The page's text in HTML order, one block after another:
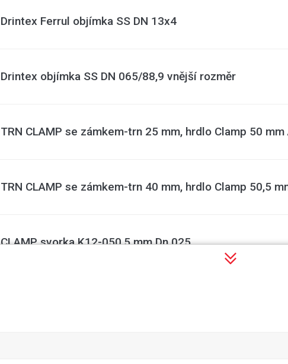
Drintex Ferrul objímka SS DN 13x4
Drintex objímka SS DN 065/88,9 vnější rozměr
TRN CLAMP se zámkem-trn 25 mm, hrdlo Clamp 50 mm
TRN CLAMP se zámkem-trn 40 mm, hrdlo Clamp 50,5
CLAMP svorka K12-050,5 mm Dn 025